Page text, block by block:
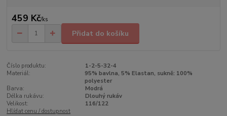
459 Kč/ks
Přidat do košíku
Číslo produktu:
1-2-5-32-4
Materiál:
95% bavlna, 5% Elastan, sukně: 100%
polyester
Barva:
Modrá
Délka rukávu:
Dlouhý rukáv
Velikost:
116/122
Hlídat cenu / dostupnost